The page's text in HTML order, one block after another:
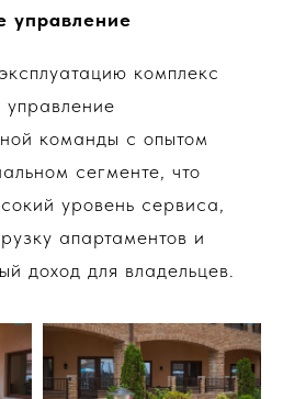
управление
комплекс
управление
команды с опытом
сегменте, что
уровень сервиса,
апартаментов и
доход для владельцев.